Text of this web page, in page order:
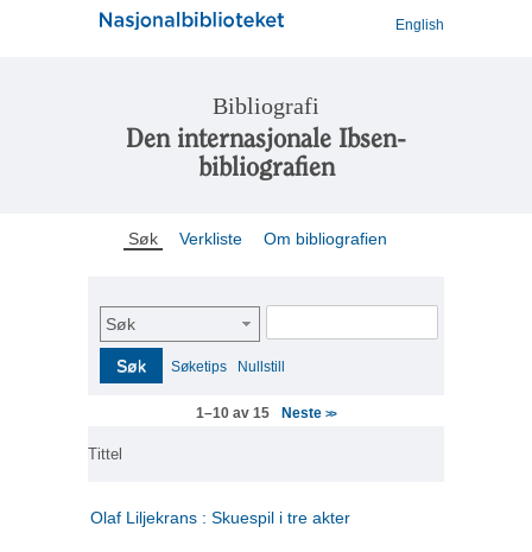
English
Bibliografi
Den internasjonale Ibsen-
bibliografien
Søk Verkliste Om bibliografien
Søk
Søk Søketips Nullstill
1–10 av 15 Neste>>
Tittel
Olaf Liljekrans : Skuespil i tre akter